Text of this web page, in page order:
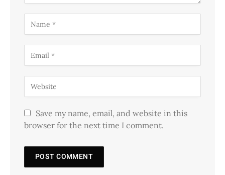
Save my name, email, and website in this
browser for the next time I comment.